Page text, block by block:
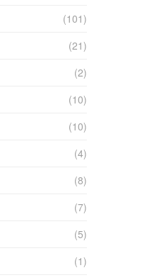
(101)
(21)
(2)
(10)
(10)
(4)
(8)
(7)
(5)
(1)